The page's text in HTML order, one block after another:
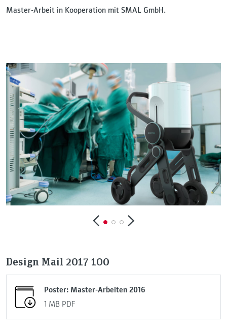
Master-Arbeit in Kooperation mit SMAL GmbH.
Design Mail 2017 100
Poster: Master-Arbeiten 2016
1 MB PDF